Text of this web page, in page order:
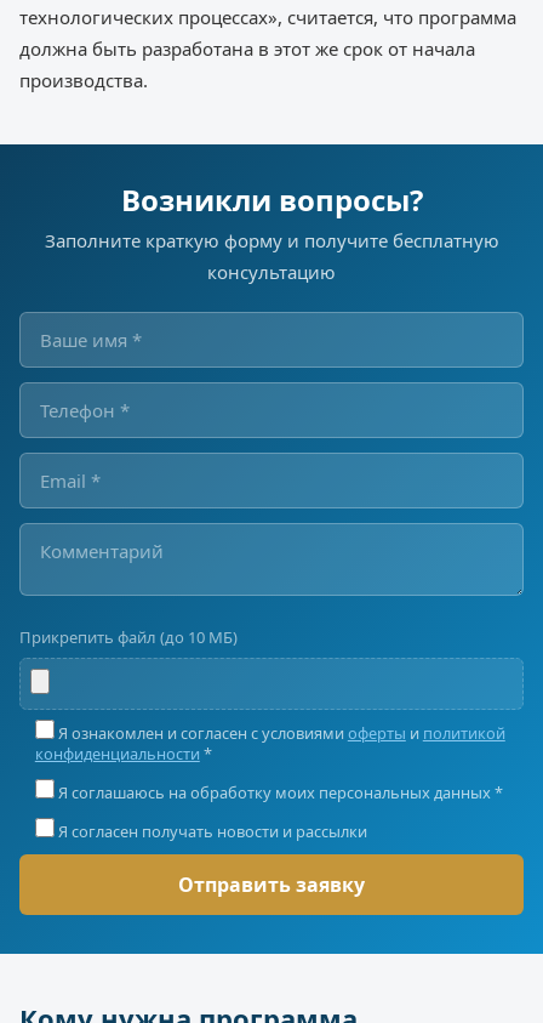
технологических процессах», считается, что программа
должна быть разработана в этот же срок от начала
производства.
Возникли вопросы?
Заполните краткую форму и получите бесплатную
консультацию
Прикрепить файл (до 10 МБ)
Я ознакомлен и согласен с условиями оферты и политикой
конфиденциальности *
Я соглашаюсь на обработку моих персональных данных *
Я согласен получать новости и рассылки